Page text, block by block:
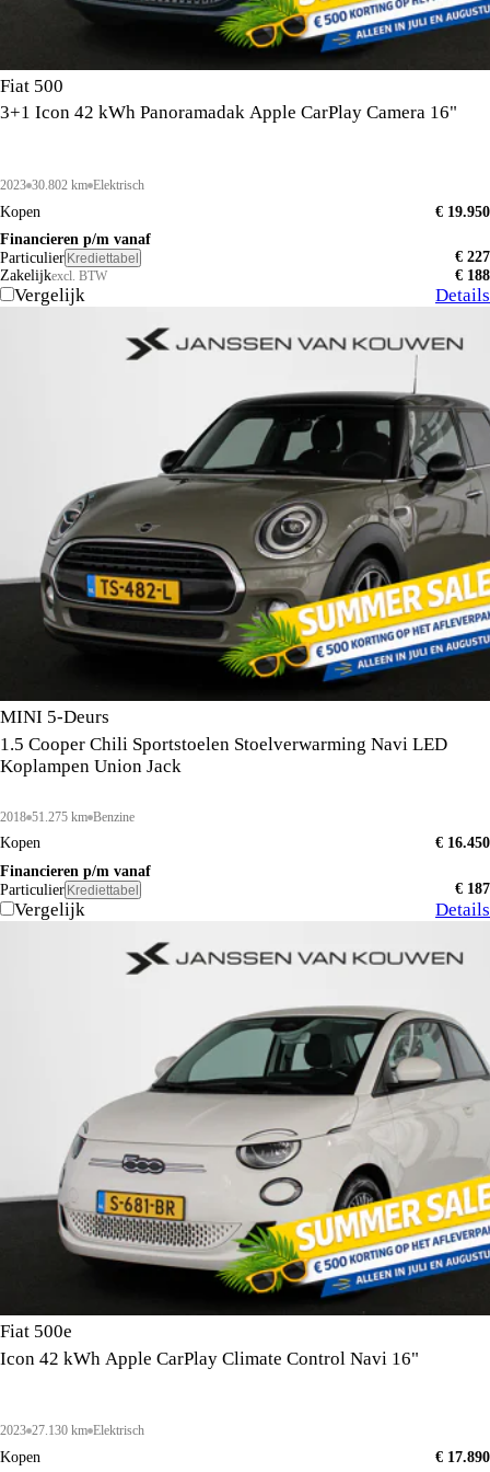
Fiat 500
3+1 Icon 42 kWh Panoramadak Apple CarPlay Camera 16"
2023 30.802 km Elektrisch
Kopen
€ 19.950
Financieren p/m vanaf
Particulier Krediettabel
€ 227
Zakelijkexcl. BTW € 188
Vergelijk Details
MINI 5-Deurs
1.5 Cooper Chili Sportstoelen Stoelverwarming Navi LED
Koplampen Union Jack
2018 51.275 km Benzine
Kopen
€ 16.450
Financieren p/m vanaf
Particulier Krediettabel € 187
Vergelijk Details
Fiat 500e
Icon 42 kWh Apple CarPlay Climate Control Navi 16"
2023 27.130 km Elektrisch
Kopen
€ 17.890